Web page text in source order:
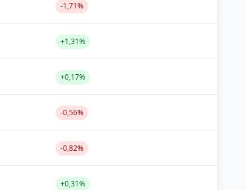
-1,71%
+1,31%
+0,17%
-0,56%
-0,82%
+0,31%